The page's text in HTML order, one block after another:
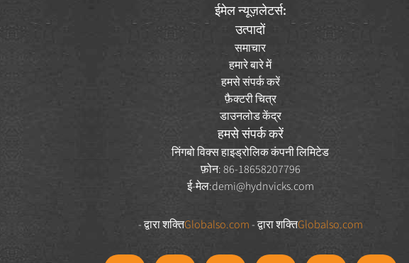
ईमेल न्यूज़लेटर्स:
उत्पादों
समाचार
हमारे बारे में
हमसे संपर्क करें
फ़ैक्टरी चित्र
डाउनलोड केंद्र
हमसे संपर्क करें
निंगबो विक्स हाइड्रोलिक कंपनी लिमिटेड
फ़ोन: 86-18658207796
ई-मेल:demi@hydnvicks.com
- द्वारा शक्तिGlobalso.com - द्वारा शक्तिGlobalso.com